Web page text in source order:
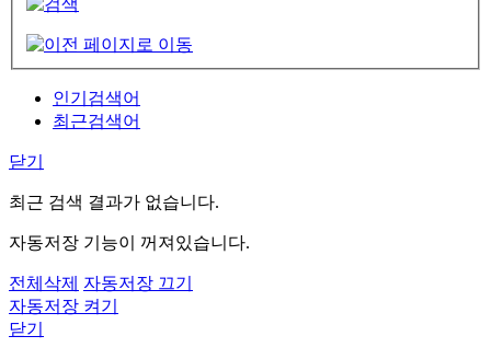
인기검색어
최근검색어
닫기
최근 검색 결과가 없습니다.
자동저장 기능이 꺼져있습니다.
전체삭제 자동저장 끄기
자동저장 켜기
닫기